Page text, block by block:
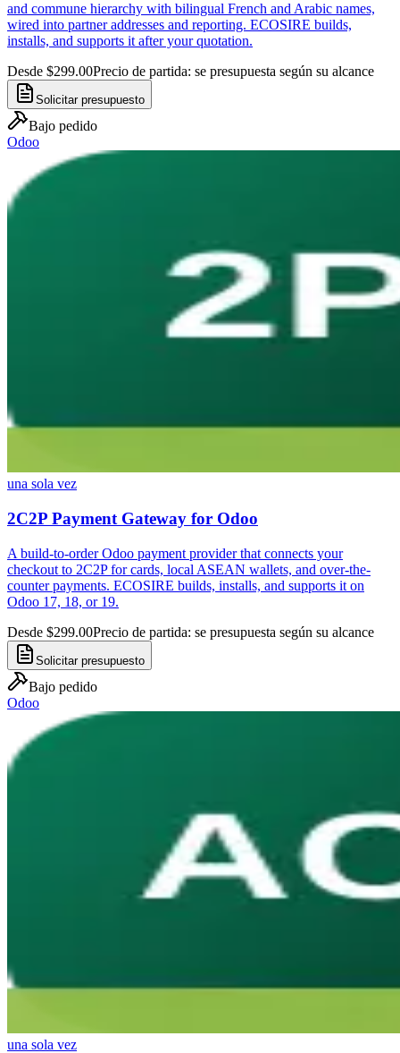
and commune hierarchy with bilingual French and Arabic names,
wired into partner addresses and reporting. ECOSIRE builds,
installs, and supports it after your quotation.
Desde $299.00Precio de partida: se presupuesta según su alcance
Solicitar presupuesto
Bajo pedido
Odoo
una sola vez
2C2P Payment Gateway for Odoo
A build-to-order Odoo payment provider that connects your
checkout to 2C2P for cards, local ASEAN wallets, and over-the-
counter payments. ECOSIRE builds, installs, and supports it on
Odoo 17, 18, or 19.
Desde $299.00Precio de partida: se presupuesta según su alcance
Solicitar presupuesto
Bajo pedido
Odoo
una sola vez